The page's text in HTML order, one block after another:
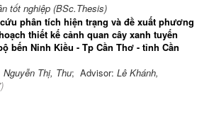
tốt nghiệp (BSc.Thesis)
phân tích hiện trạng và đề xuất phương
thiết kế cảnh quan cây xanh tuyến
bến Ninh Kiều - Tp Cần Thơ - tỉnh Cần
Nguyễn Thị, Thu; Advisor: Lê Khánh,
)